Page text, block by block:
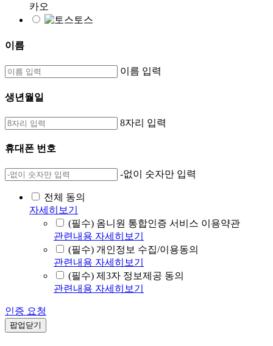
카오
토스
이름
이름 입력
생년월일
8자리 입력
휴대폰 번호
-없이 숫자만 입력
전체 동의
자세히보기
(필수) 옴니원 통합인증 서비스 이용약관
관련내용 자세히보기
(필수) 개인정보 수집/이용동의
관련내용 자세히보기
(필수) 제3자 정보제공 동의
관련내용 자세히보기
인증 요청
팝업닫기